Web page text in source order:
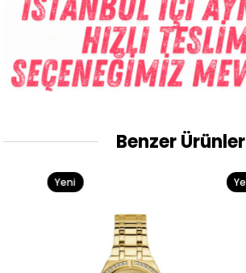
Benzer Ürünler